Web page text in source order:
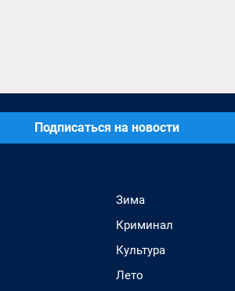
Подписаться на новости
Зима
Криминал
Культура
Лето